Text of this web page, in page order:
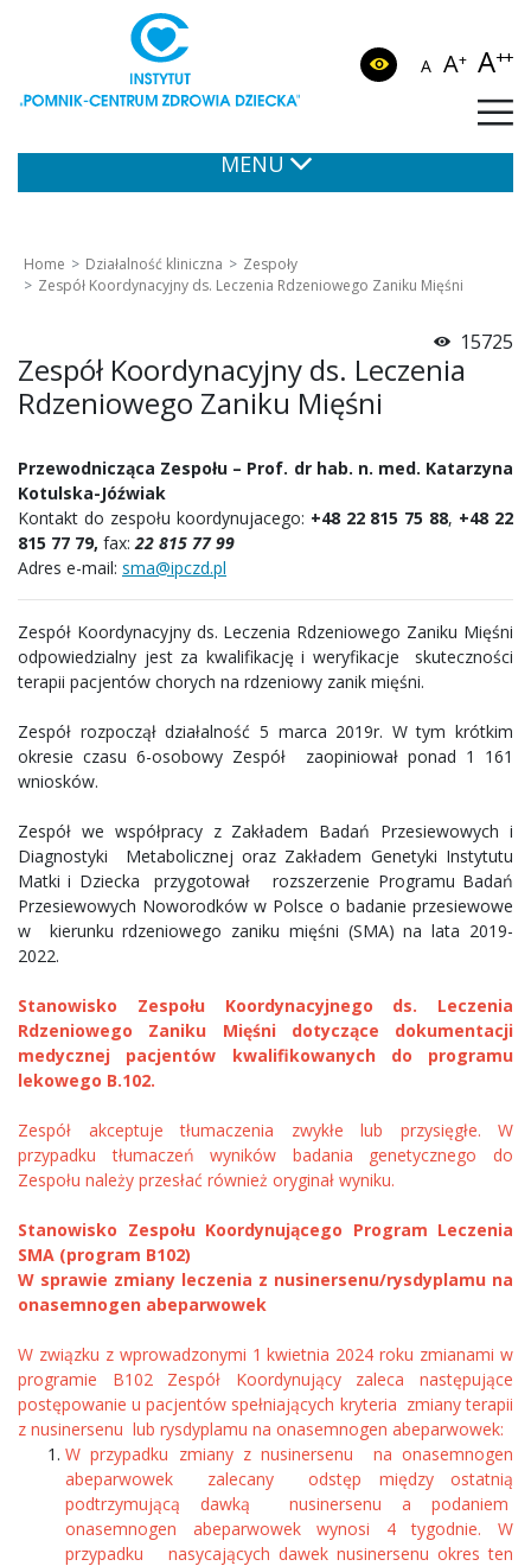
A A+ A++
MENU
Home Działalność kliniczna
Zespoły
Zespół Koordynacyjny ds. Leczenia Rdzeniowego Zaniku Mięśni
15725
Zespół Koordynacyjny ds. Leczenia
Rdzeniowego Zaniku Mięśni
Przewodnicząca Zespołu – Prof. dr hab. n. med. Katarzyna
Kotulska-Jóźwiak
Kontakt do zespołu koordynujacego: +48 22 815 75 88, +48 22
815 77 79, fax:22 815 77 99
Adres e-mail: sma@ipczd.pl
Zespół Koordynacyjny ds. Leczenia Rdzeniowego Zaniku Mięśni
odpowiedzialny jest za kwalifikację i weryfikacje skuteczności
terapii pacjentów chorych na rdzeniowy zanik mięśni.
Zespół rozpoczął działalność 5 marca 2019r. W tym krótkim
okresie czasu 6-osobowy Zespół zaopiniował ponad 1 161
wniosków.
Zespół we współpracy z Zakładem Badań Przesiewowych i
Diagnostyki Metabolicznej oraz Zakładem Genetyki Instytutu
Matki i Dziecka przygotował rozszerzenie Programu Badań
Przesiewowych Noworodków w Polsce o badanie przesiewowe
w kierunku rdzeniowego zaniku mięśni (SMA) na lata 2019-
2022.
Stanowisko Zespołu Koordynacyjnego ds. Leczenia
Rdzeniowego Zaniku Mięśni dotyczące dokumentacji
medycznej pacjentów kwalifikowanych do programu
lekowego B.102.
Zespół akceptuje tłumaczenia zwykłe lub przysięgłe. W
przypadku tłumaczeń wyników badania genetycznego do
Zespołu należy przesłać również oryginał wyniku.
Stanowisko Zespołu Koordynującego Program Leczenia
SMA (program B102)
W sprawie zmiany leczenia z nusinersenu/rysdyplamu na
onasemnogen abeparwowek
W związku z wprowadzonymi 1 kwietnia 2024 roku zmianami w
programie B102 Zespół Koordynujący zaleca następujące
postępowanie u pacjentów spełniających kryteria zmiany terapii
z nusinersenu lub rysdyplamu na onasemnogen abeparwowek:
W przypadku zmiany z nusinersenu na onasemnogen
abeparwowek zalecany odstęp między ostatnią
podtrzymującą dawką nusinersenu a podaniem
onasemnogen abeparwowek wynosi 4 tygodnie. W
przypadku nasycających dawek nusinersenu okres ten